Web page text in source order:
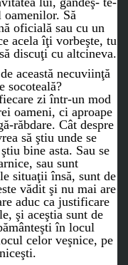
oamenilor. Să
oficială sau cu un
acela îţi vorbeşte, tu
discuţi cu altcineva.
această necuviinţă
socoteală?
zi într-un mod
oameni, ci aproape
răbdare. Cât despre
să ştiu unde se
bine asta. Sau se
sau sunt
situaţii însă, sunt de
vădit şi nu mai are
aduc ca justificare
şi aceştia sunt de
în locul
celor veşnice, pe